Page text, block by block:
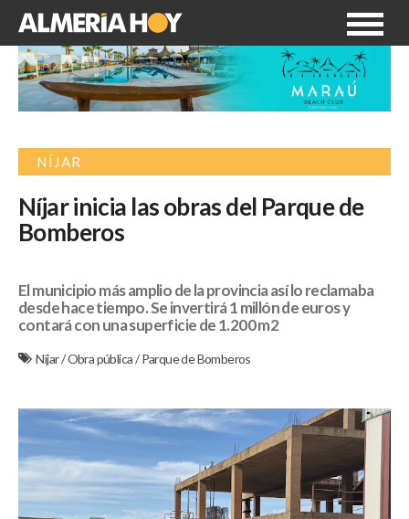
NÍJAR
Níjar inicia las obras del Parque de
Bomberos
El municipio más amplio de la provincia así lo reclamaba
desde hace tiempo. Se invertirá 1 millón de euros y
contará con una superficie de 1.200 m2
Níjar/Obra pública/Parque de Bomberos